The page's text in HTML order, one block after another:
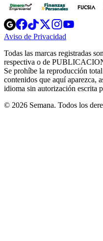
Opens
in
new
Opens
in
new
Opens
in
new
window
Opens
new
windowwindow
Aviso de Privacidad
new
window
Todas las marcas registradas
respectiva o de
Se prohíbe la reproducción
contenidos que aquí aparezca,
idioma sin autorización escrita
© 2026 Semana. Todos los